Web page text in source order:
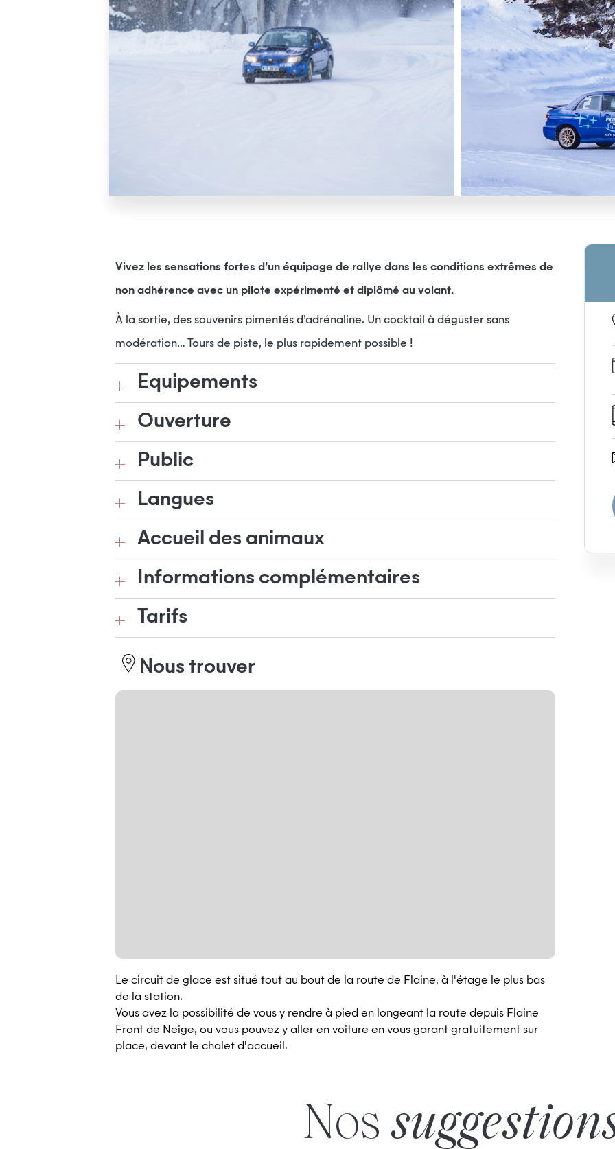
Vivez les sensations fortes d’un équipage de rallye dans les conditions extrêmes de
non adhérence avec un pilote expérimenté et diplômé au volant.
À la sortie, des souvenirs pimentés d’adrénaline. Un cocktail à déguster sans
modération… Tours de piste, le plus rapidement possible !
Equipements
Ouverture
Public
Langues
Accueil des animaux
Informations complémentaires
Tarifs
Nous trouver
Le circuit de glace est situé tout au bout de la route de Flaine, à l'étage le plus bas
de la station.
Vous avez la possibilité de vous y rendre à pied en longeant la route depuis Flaine
Front de Neige, ou vous pouvez y aller en voiture en vous garant gratuitement sur
place, devant le chalet d'accueil.
Nos